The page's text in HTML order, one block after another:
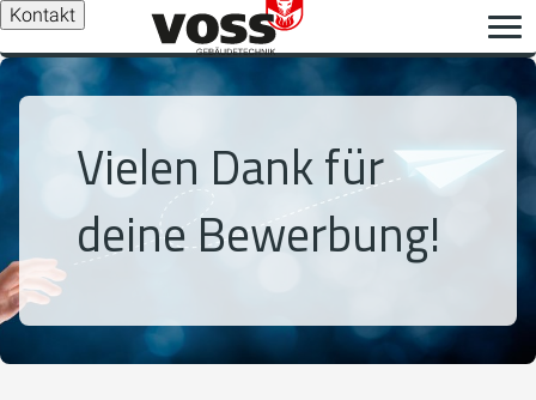
Kontakt
Vielen Dank für
deine Bewerbung!